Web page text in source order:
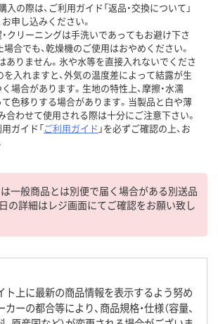
入の際は、ご利用ガイド「返品・交換について」
申し込みください。
クリーニングは手洗いであってもお避け下さ
合でも、乾燥機のご使用はおやめください。
ありません。氷や水等を直接入れないでくださ
を入れますと、外気の温度差によって結露が生
場合があります。生地の特性上、摩擦・水濡
て色移りする場合があります。当製品と白や薄
合わせて使用される際は十分にご注意下さい。
ガイド「ご利用ガイド 」を必ずご確認の上、お
一般商品とは別便で届く場合がある別送品
の詳細はレジ画面にてご確認をお願い致し
ト上に最新の商品情報を表示するよう努め
ーの都合等により、商品規格・仕様（容量、